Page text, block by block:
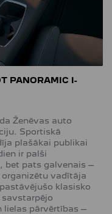
PANORAMIC I-
Ženēvas auto
Sportiskā
plašākai publikai
ir palši
bet pats galvenais –
vadītāja
klasisko
lielas pārvērtības –